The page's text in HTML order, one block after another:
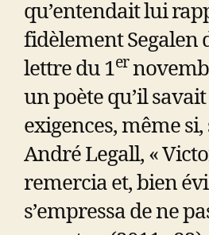
qu’entendait lui
fidèlement Segalen
lettre du 1er
un poète qu’il
exigences, même si,
André Legall, «
remercia et, bien
s’empressa de ne